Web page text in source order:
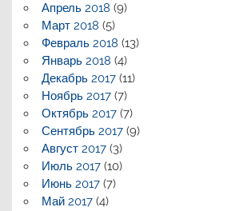
Апрель 2018 (9)
Март 2018 (5)
Февраль 2018 (13)
Январь 2018 (4)
Декабрь 2017(11)
Ноябрь 2017(7)
Октябрь 2017(7)
Сентябрь 2017(9)
Август 2017(3)
Июль 2017(10)
Июнь 2017(7)
Май 2017(4)